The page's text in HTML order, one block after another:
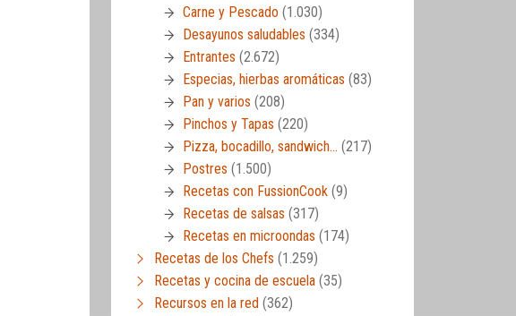
Carne y Pescado (1.030)
Desayunos saludables (334)
Entrantes (2.672)
Especias, hierbas aromáticas (83)
Pan y varios (208)
Pinchos y Tapas (220)
Pizza, bocadillo, sandwich… (217)
Postres (1.500)
Recetas con FussionCook (9)
Recetas de salsas (317)
Recetas en microondas (174)
Recetas de los Chefs (1.259)
Recetas y cocina de escuela (35)
Recursos en la red (362)